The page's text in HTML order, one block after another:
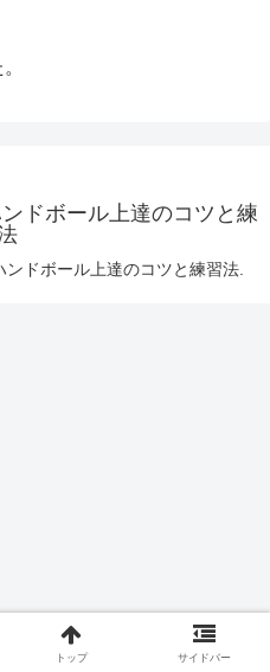
ドボール上達のコツと練
ドボール上達のコツと練習法.
トップ サイドバー